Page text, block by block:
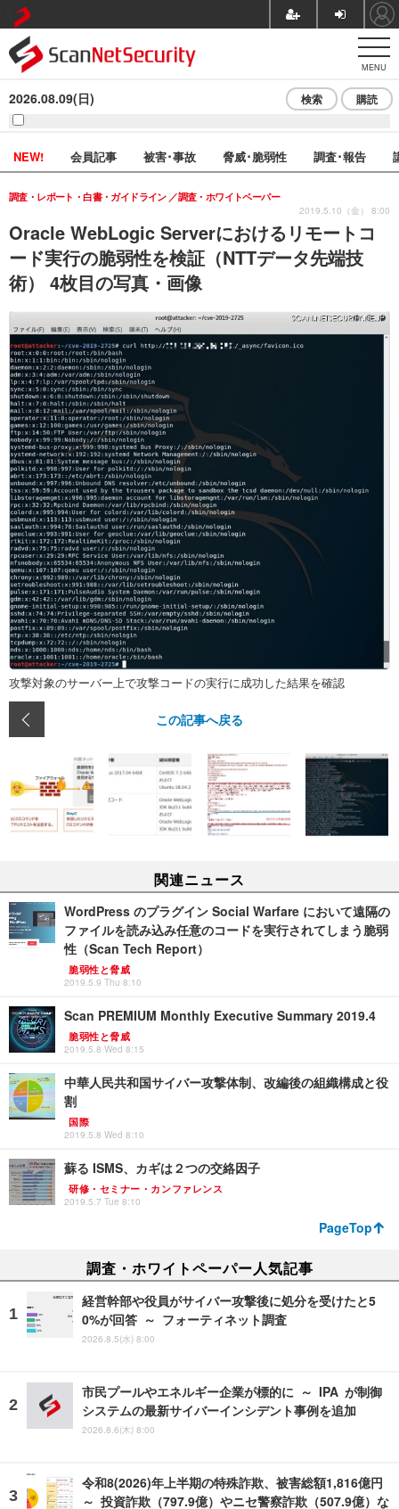
MENU
2026.08.09(日) 検索 購読
NEW! 会員記事 被害･事故 脅威･脆弱性 調査･報告
Oracle WebLogic Serverにおけるリモートコ
ード実行の脆弱性を検証（NTTデータ先端技
術） 4枚目の写真・画像
調査・レポート・白書・ガイドライン 調査・ホワイトペーパー
2019.5.10（金） 8:00
攻撃対象のサーバー上で攻撃コードの実行に成功した結果を確認
この記事へ戻る
関連ニュース
WordPress のプラグイン Social Warfare において遠隔の
ファイルを読み込み任意のコードを実行されてしまう脆弱
性（Scan Tech Report）
脆弱性と脅威
2019.5.9 Thu 8:10
Scan PREMIUM Monthly Executive Summary 2019.4
脆弱性と脅威
2019.5.8 Wed 8:15
中華人民共和国サイバー攻撃体制、改編後の組織構成と役
割
国際
2019.5.8 Wed 8:10
蘇る ISMS、カギは２つの交絡因子
研修・セミナー・カンファレンス
2019.5.7 Tue 8:10
PageTop
調査・ホワイトペーパー人気記事
経営幹部や役員がサイバー攻撃後に処分を受けたと5
0%が回答 ～ フォーティネット調査
2026.8.5(水) 8:00
市民プールやエネルギー企業が標的に ～ IPA が制御
システムの最新サイバーインシデント事例を追加
2026.8.6(木) 8:00
令和8(2026)年上半期の特殊詐欺、被害総額1,816億円
～ 投資詐欺（797.9億）やニセ警察詐欺（507.9億）な